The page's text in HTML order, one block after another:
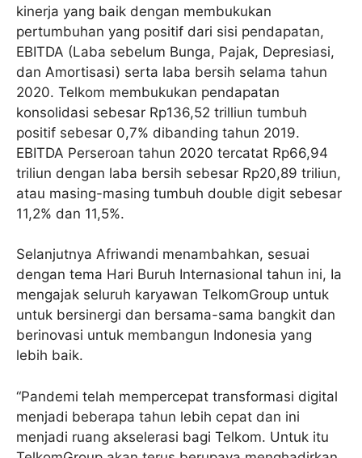
kinerja yang baik dengan membukukan
pertumbuhan yang positif dari sisi pendapatan,
EBITDA (Laba sebelum Bunga, Pajak, Depresiasi,
dan Amortisasi) serta laba bersih selama tahun
2020. Telkom membukukan pendapatan
konsolidasi sebesar Rp136,52 trilliun tumbuh
positif sebesar 0,7% dibanding tahun 2019.
EBITDA Perseroan tahun 2020 tercatat Rp66,94
triliun dengan laba bersih sebesar Rp20,89 triliun,
atau masing-masing tumbuh double digit sebesar
11,2% dan 11,5%.
Selanjutnya Afriwandi menambahkan, sesuai
dengan tema Hari Buruh Internasional tahun ini, Ia
mengajak seluruh karyawan TelkomGroup untuk
untuk bersinergi dan bersama-sama bangkit dan
berinovasi untuk membangun Indonesia yang
lebih baik.
“Pandemi telah mempercepat transformasi digital
menjadi beberapa tahun lebih cepat dan ini
menjadi ruang akselerasi bagi Telkom. Untuk itu